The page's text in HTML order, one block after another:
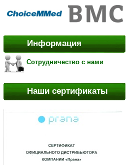
Информация
Сотрудничество с нами
Наши сертификаты